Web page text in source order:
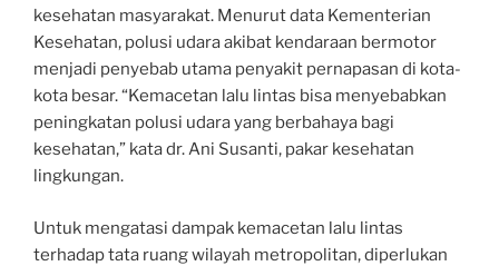
kesehatan masyarakat. Menurut data Kementerian
Kesehatan, polusi udara akibat kendaraan bermotor
menjadi penyebab utama penyakit pernapasan di kota-
kota besar. “Kemacetan lalu lintas bisa menyebabkan
peningkatan polusi udara yang berbahaya bagi
kesehatan,” kata dr. Ani Susanti, pakar kesehatan
lingkungan.
Untuk mengatasi dampak kemacetan lalu lintas
terhadap tata ruang wilayah metropolitan, diperlukan